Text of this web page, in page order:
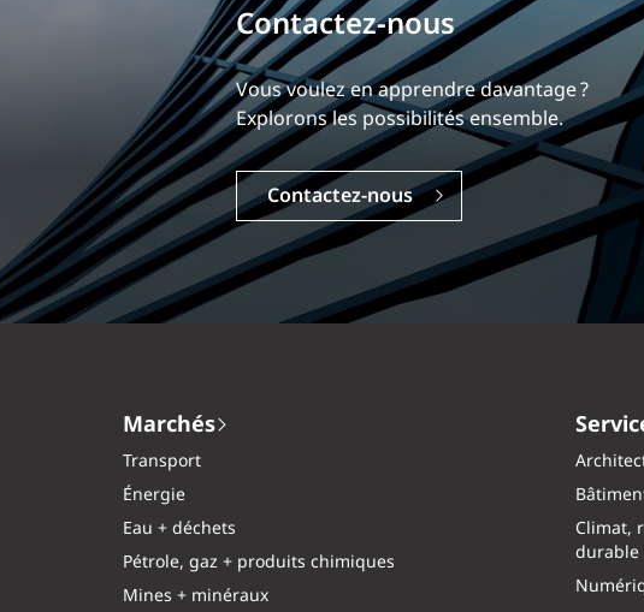
Bâtissez votre carrière
Notre expérience est ce qui nous différencie.
Explorez une carrière dynamique et
Carrières
Marchés
Transport
Énergie
Eau + déchets
Pétrole, gaz + produits chimiques
Mines + minéraux
Climat,
durable